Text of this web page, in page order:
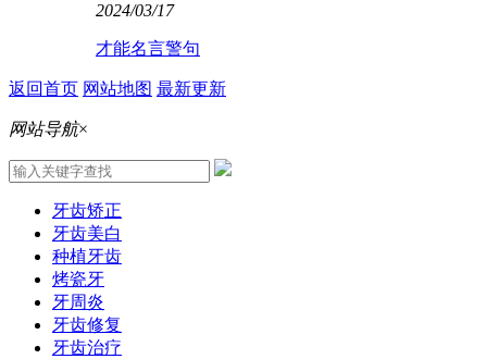
2024/03/17
才能名言警句
返回首页 网站地图 最新更新
网站导航×
牙齿矫正
牙齿美白
种植牙齿
烤瓷牙
牙周炎
牙齿修复
牙齿治疗